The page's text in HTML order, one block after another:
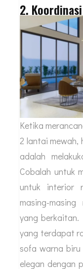
2.
Ketika
2 lantai mewah,
adalah
Cobalah untuk
untuk interior
masing-
yang
yang terdapat
sofa warna biru
elegan dengan